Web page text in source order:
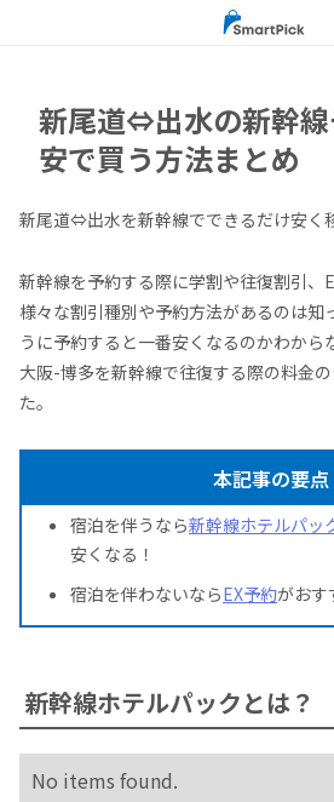
新尾道⇔出水の新幹
安で買う方法まとめ
新尾道⇔出水を新幹線でできるだけ安く
新幹線を予約する際に学割や往復割引、
様々な割引種別や予約方法があるのは知
うに予約すると一番安くなるのかわから
大阪-博多を新幹線で往復する際の料金
た。
本記事の要点
宿泊を伴うなら新幹線ホテルパッ
安くなる！
宿泊を伴わないならEX予約がおす
新幹線ホテルパックとは？
No items found.